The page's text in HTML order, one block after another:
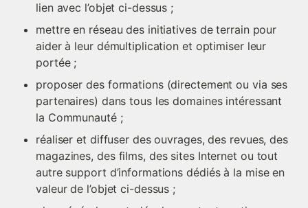
lien avec l’objet ci-dessus ;
mettre en réseau des initiatives de terrain pour
aider à leur démultiplication et optimiser leur
portée ;
proposer des formations (directement ou via ses
partenaires) dans tous les domaines intéressant
la Communauté ;
réaliser et diffuser des ouvrages, des revues, des
magazines, des films, des sites Internet ou tout
autre support d’informations dédiés à la mise en
valeur de l’objet ci-dessus ;